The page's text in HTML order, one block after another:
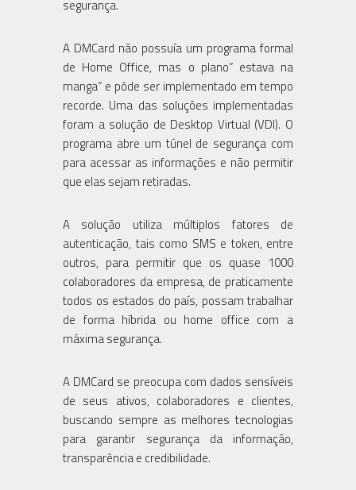
segurança.
A DMCard não possuía um programa formal
de Home Office, mas o plano” estava na
manga” e pôde ser implementado em tempo
recorde. Uma das soluções implementadas
foram a solução de Desktop Virtual (VDI). O
programa abre um túnel de segurança com
para acessar as informações e não permitir
que elas sejam retiradas.
A solução utiliza múltiplos fatores de
autenticação, tais como SMS e token, entre
outros, para permitir que os quase 1000
colaboradores da empresa, de praticamente
todos os estados do país, possam trabalhar
de forma híbrida ou home office com a
máxima segurança.
A DMCard se preocupa com dados sensíveis
de seus ativos, colaboradores e clientes,
buscando sempre as melhores tecnologias
para garantir segurança da informação,
transparência e credibilidade.